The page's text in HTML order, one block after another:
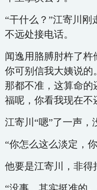
“干什么？”江寄川
不远处接电话。
闻逸用胳膊肘杵了杵
你可别信我大姨说的
那都不准，这算命
福呢，你看我现在不
江寄川“嗯”了一声，
“你怎么这么淡定，
他要是江寄川，非得